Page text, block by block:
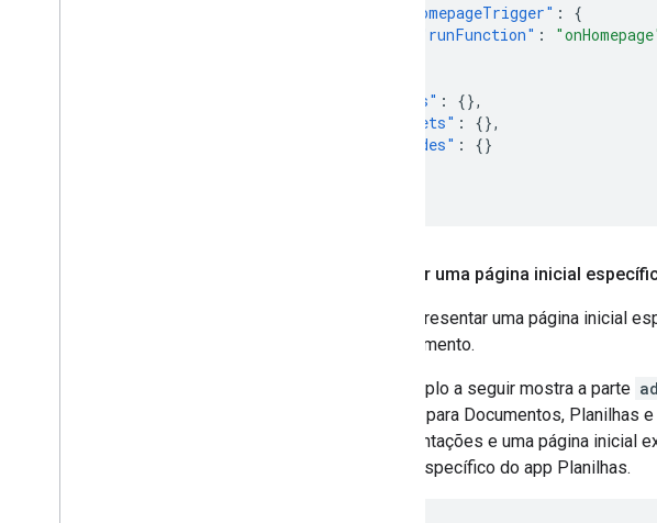
"homepageTrigger" :
{
"runFunction" :
"docs" :
{},
"sheets" :
{},
"slides" :
{}
Mostrar uma página inicial
Para apresentar uma página inicial
complemento.
O exemplo a seguir mostra a parte
ativado para Documentos,
Apresentações e uma página inicial
inicial específico do app Planilhas.